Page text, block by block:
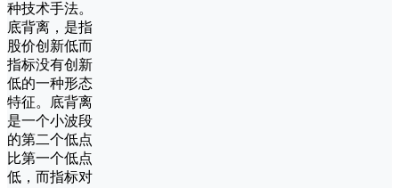
种技术手法。
底背离，是指
股价创新低而
指标没有创新
低的一种形态
特征。底背离
是一个小波段
的第二个低点
比第一个低点
低，而指标对